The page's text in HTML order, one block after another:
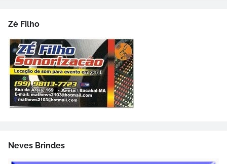
Zé Filho
Neves Brindes